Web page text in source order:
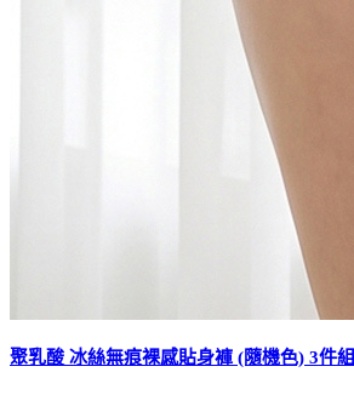
聚乳酸 冰絲無痕裸感貼身褲 (隨機色) 3件組